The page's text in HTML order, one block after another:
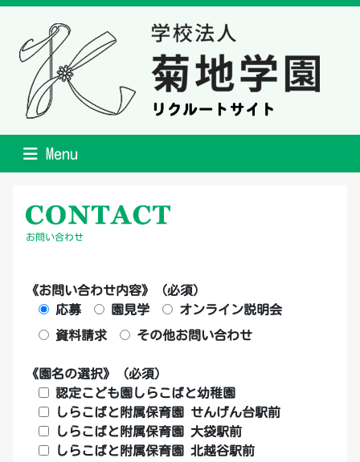
Menu
お問い合わせ
《お問い合わせ内容》 (必須)
応募
園見学
オンライン説明会
資料請求
その他お問い合わせ
《園名の選択》 (必須)
認定こども園しらこばと幼稚園
しらこばと附属保育園 せんげん台駅前
しらこばと附属保育園 大袋駅前
しらこばと附属保育園 北越谷駅前